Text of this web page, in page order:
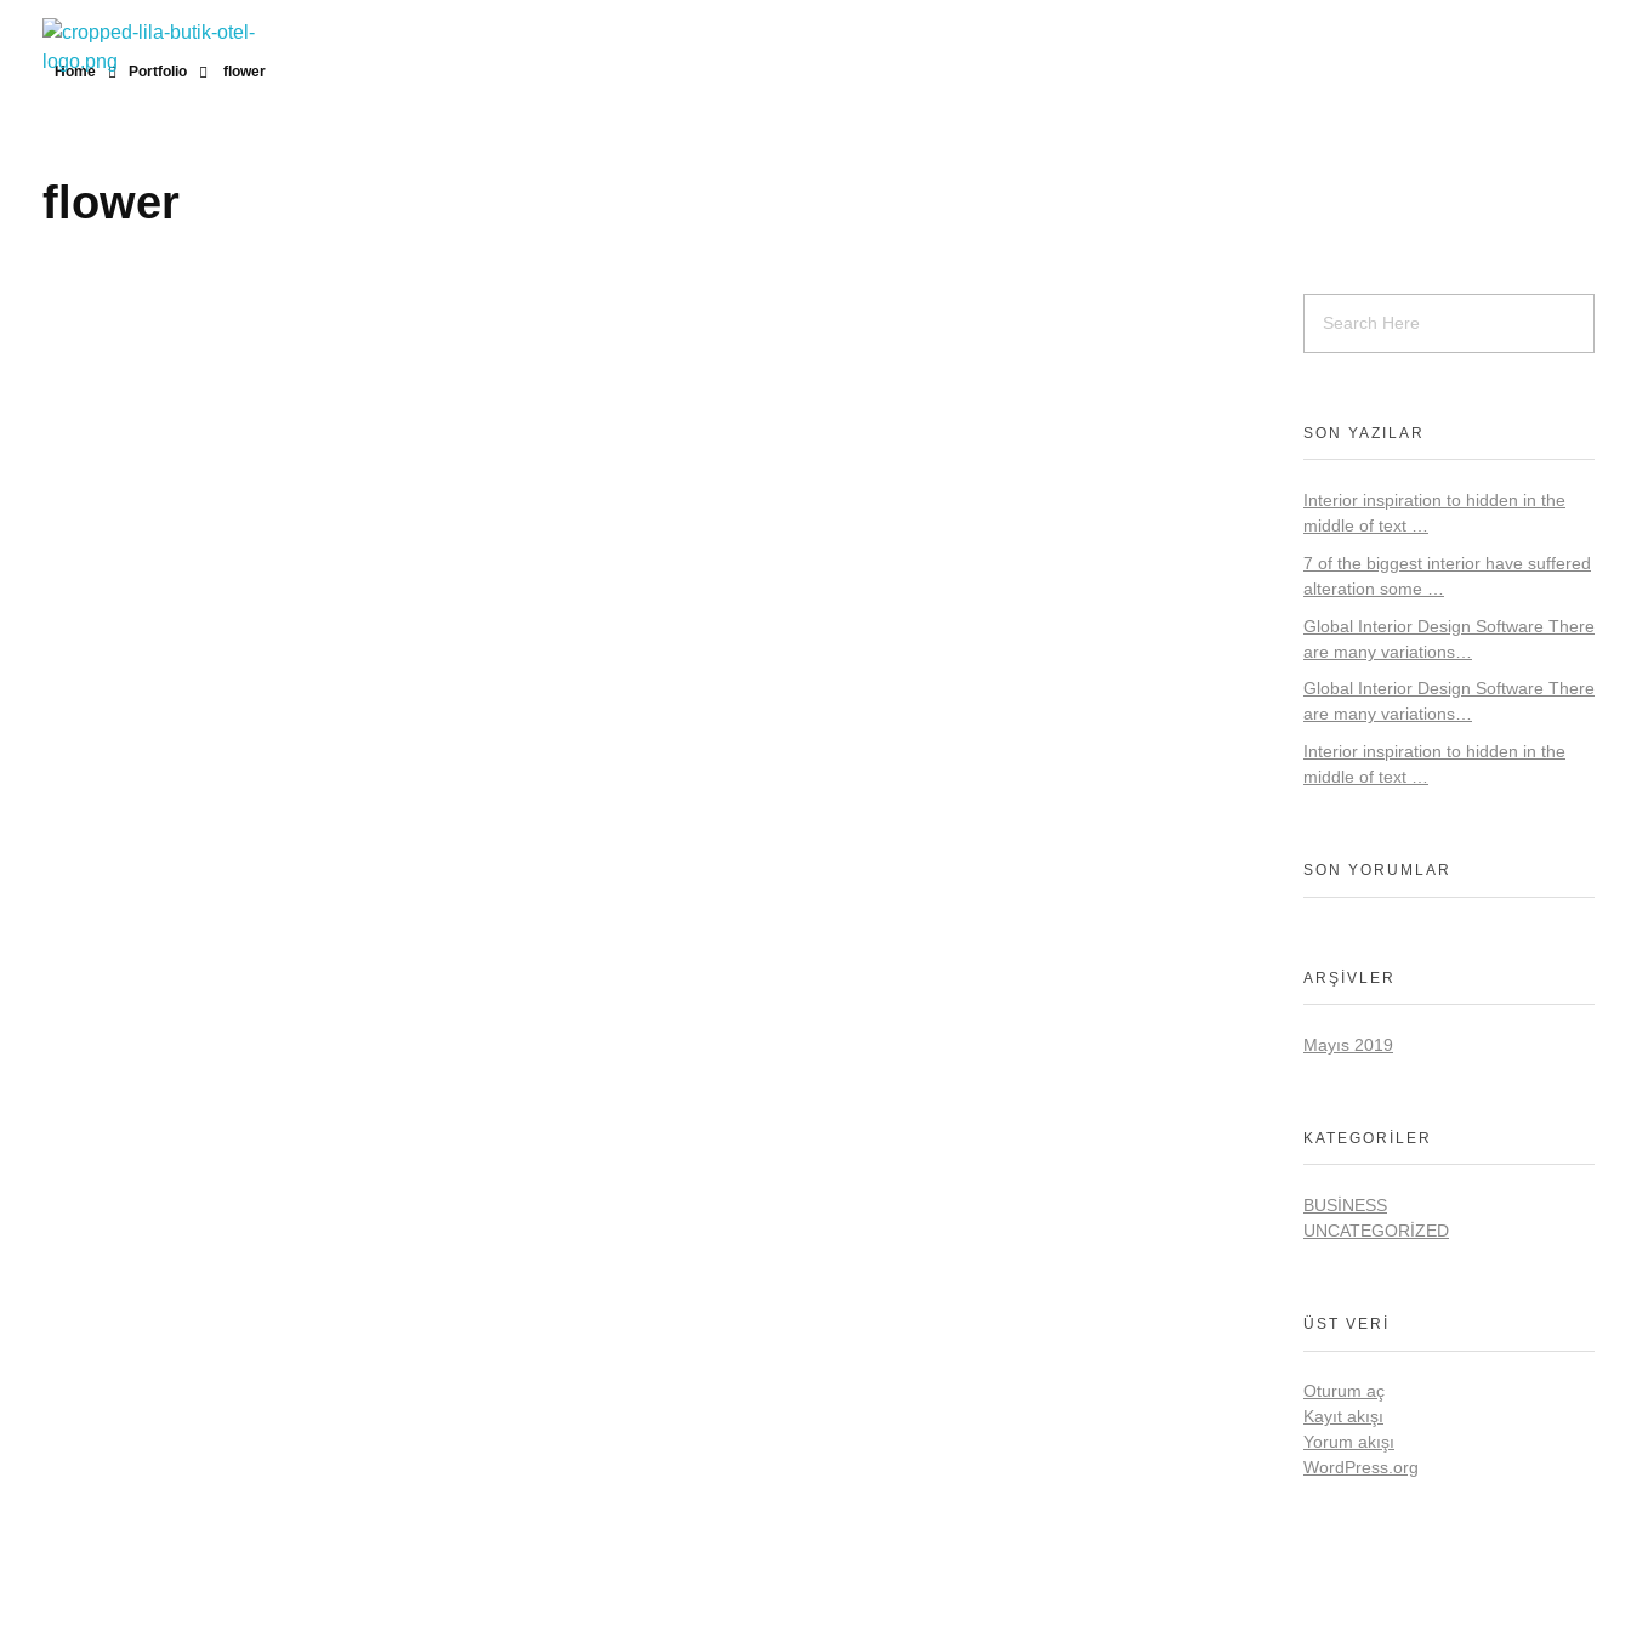
Home Portfolio flower
flower
SON YAZILAR
Interior inspiration to hidden in the
middle of text …
7 of the biggest interior have suffered
alteration some …
Global Interior Design Software There
are many variations…
Global Interior Design Software There
are many variations…
Interior inspiration to hidden in the
middle of text …
SON YORUMLAR
ARŞIVLER
Mayıs 2019
KATEGORILER
BUSINESS
UNCATEGORIZED
ÜST VERI
Oturum aç
Kayıt akışı
Yorum akışı
WordPress.org